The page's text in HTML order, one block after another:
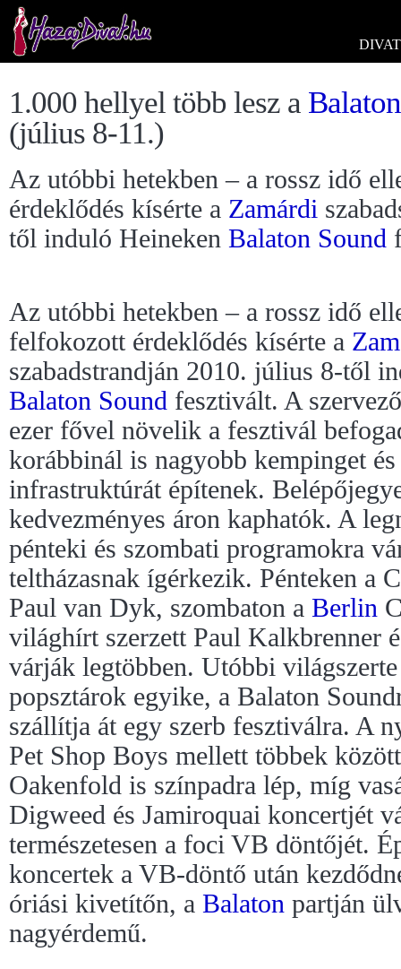
DIVAT
1.000 hellyel több lesz a Balaton
(július 8-11.)
Az utóbbi hetekben – a rossz idő
érdeklődés kísérte a Zamárdi
től induló Heineken Balaton Sound
Az utóbbi hetekben – a rossz idő
felfokozott érdeklődés kísérte a
szabadstrandján 2010. július 8-től
Balaton Sound fesztivált. A
ezer fővel növelik a fesztivál
korábbinál is nagyobb kempinget
infrastruktúrát építenek.
kedvezményes áron kaphatók. A
pénteki és szombati programokra
teltházasnak ígérkezik. Pénteken a
Paul van Dyk, szombaton a Berlin
világhírt szerzett Paul Kalkbrenner
várják legtöbben. Utóbbi
popsztárok egyike, a Balaton
szállítja át egy szerb fesztiválra. A
Pet Shop Boys mellett többek
Oakenfold is színpadra lép, míg
Digweed és Jamiroquai koncertjét
természetesen a foci VB döntőjét.
koncertek a VB-döntő után
óriási kivetítőn, a Balaton partján
nagyérdemű.